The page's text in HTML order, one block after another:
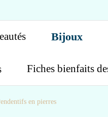
Bijoux
Fiches bienfaits
en pierres